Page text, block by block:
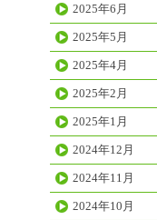
2025年6月
2025年5月
2025年4月
2025年2月
2025年1月
2024年12月
2024年11月
2024年10月